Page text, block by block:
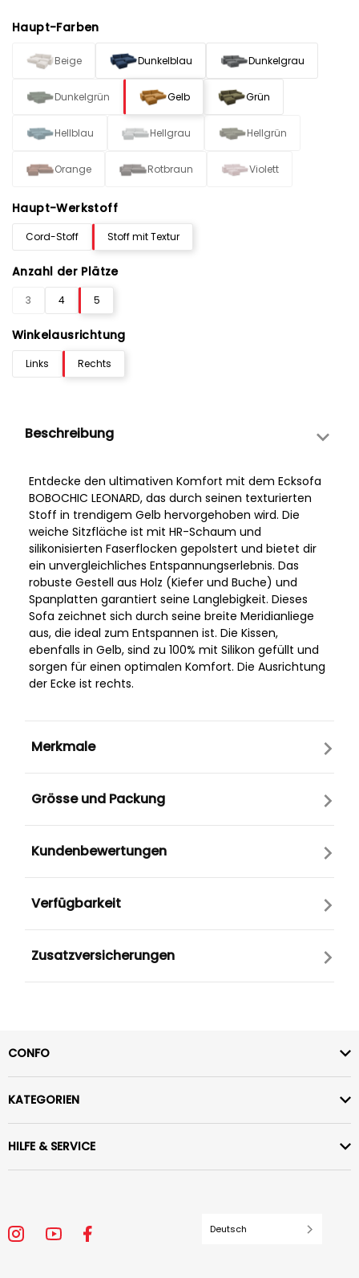
Haupt-Farben
Beige Dunkelblau Dunkelgrau
Dunkelgrün Gelb Grün
Hellblau Hellgrau Hellgrün
Orange Rotbraun Violett
Haupt-Werkstoff
Cord-Stoff Stoff mit Textur
Anzahl der Plätze
3 4 5
Winkelausrichtung
Links Rechts
Beschreibung
Entdecke den ultimativen Komfort mit dem Ecksofa
BOBOCHIC LEONARD, das durch seinen texturierten
Stoff in trendigem Gelb hervorgehoben wird. Die
weiche Sitzfläche ist mit HR-Schaum und
silikonisierten Faserflocken gepolstert und bietet dir
ein unvergleichliches Entspannungserlebnis. Das
robuste Gestell aus Holz (Kiefer und Buche) und
Spanplatten garantiert seine Langlebigkeit. Dieses
Sofa zeichnet sich durch seine breite Meridianliege
aus, die ideal zum Entspannen ist. Die Kissen,
ebenfalls in Gelb, sind zu 100% mit Silikon gefüllt und
sorgen für einen optimalen Komfort. Die Ausrichtung
der Ecke ist rechts.
Merkmale
Grösse und Packung
Kundenbewertungen
Verfügbarkeit
Zusatzversicherungen
CONFO
KATEGORIEN
HILFE & SERVICE
Deutsch